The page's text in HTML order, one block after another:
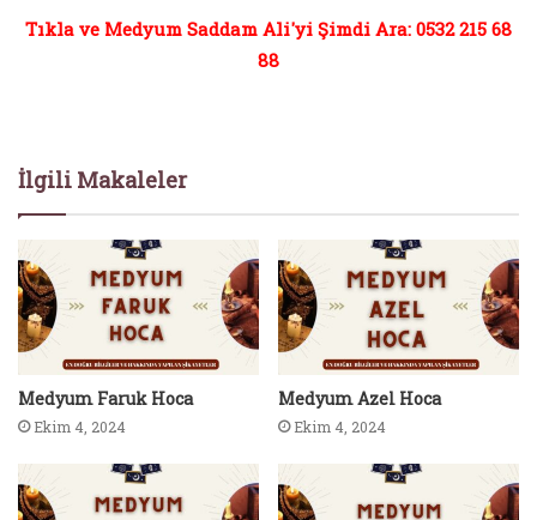
Tıkla ve Medyum Saddam Ali'yi Şimdi Ara: 0532 215 68
88
İlgili Makaleler
Medyum Faruk Hoca
Ekim 4, 2024
Medyum Azel Hoca
Ekim 4, 2024